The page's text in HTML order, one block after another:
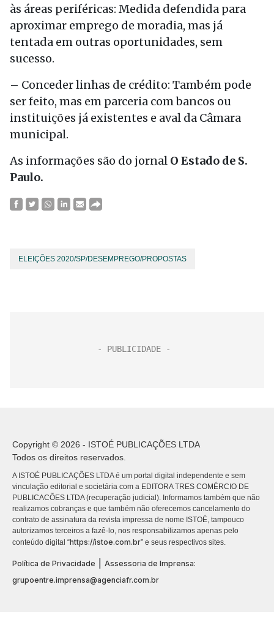
às áreas periféricas: Medida defendida para
aproximar emprego de moradia, mas já
tentada em outras oportunidades, sem
sucesso.
– Conceder linhas de crédito: Também pode
ser feito, mas em parceria com bancos ou
instituições já existentes e aval da Câmara
municipal.
As informações são do jornal O Estado de S.
Paulo.
ELEIÇÕES 2020/SP/DESEMPREGO/PROPOSTAS
Copyright © 2026 - ISTOÉ PUBLICAÇÕES LTDA
Todos os direitos reservados.
A ISTOÉ PUBLICAÇÕES LTDA é um portal digital independente e sem
vinculação editorial e societária com a EDITORA TRES COMÉRCIO DE
PUBLICACÕES LTDA (recuperação judicial). Informamos também que não
realizamos cobranças e que também não oferecemos cancelamento do
contrato de assinatura da revista impressa de nome ISTOÉ, tampouco
autorizamos terceiros a fazê-lo, nos responsabilizamos apenas pelo
conteúdo digital “https://istoe.com.br” e seus respectivos sites.
Política de Privacidade
Assessoria de Imprensa:
grupoentre.imprensa@agenciafr.com.br